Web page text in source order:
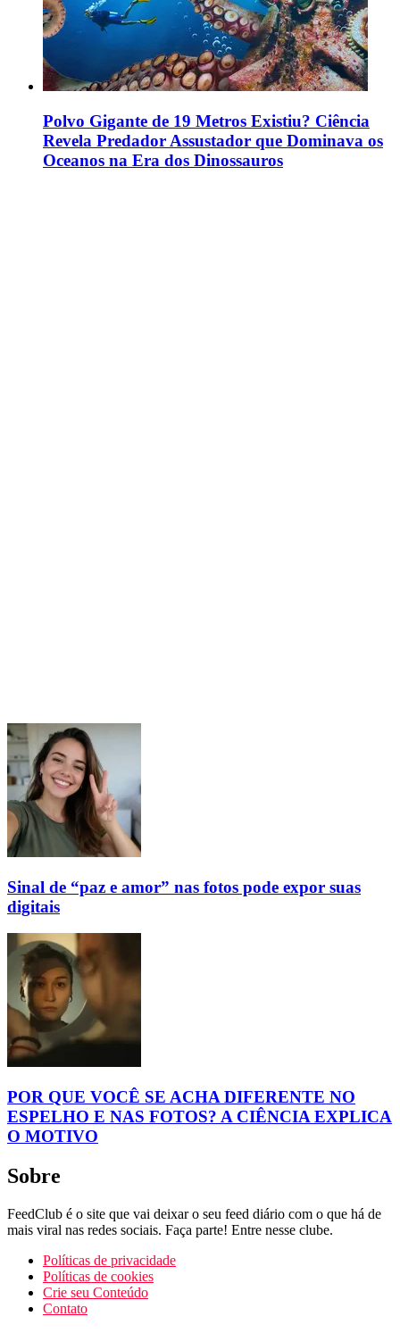
Polvo Gigante de 19 Metros Existiu? Ciência
Revela Predador Assustador que Dominava os
Oceanos na Era dos Dinossauros
Sinal de “paz e amor” nas fotos pode expor suas
digitais
POR QUE VOCÊ SE ACHA DIFERENTE NO
ESPELHO E NAS FOTOS? A CIÊNCIA EXPLICA
O MOTIVO
Sobre
FeedClub é o site que vai deixar o seu feed diário com o que há de
mais viral nas redes sociais. Faça parte! Entre nesse clube.
Políticas de privacidade
Políticas de cookies
Crie seu Conteúdo
Contato